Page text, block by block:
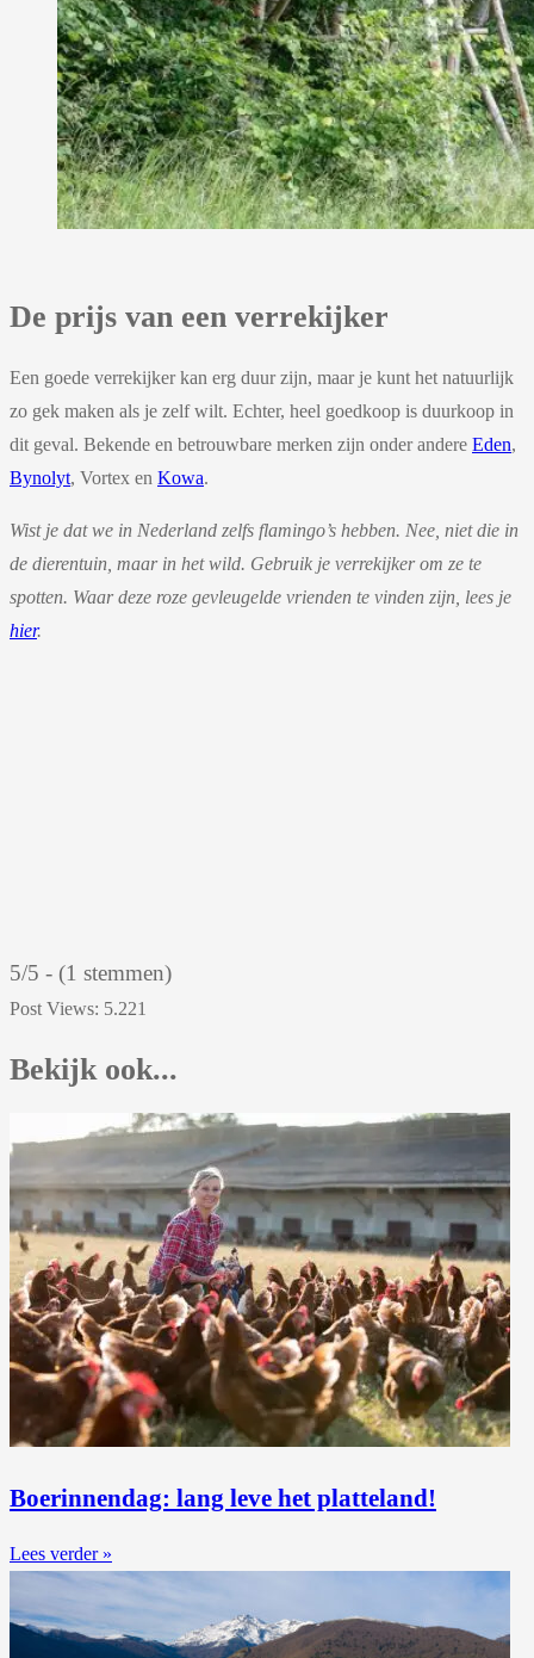
De prijs van een verrekijker
Een goede verrekijker kan erg duur zijn, maar je kunt het natuurlijk
zo gek maken als je zelf wilt. Echter, heel goedkoop is duurkoop in
dit geval. Bekende en betrouwbare merken zijn onder andere Eden,
Bynolyt, Vortex en Kowa.
Wist je dat we in Nederland zelfs flamingo’s hebben. Nee, niet die in
de dierentuin, maar in het wild. Gebruik je verrekijker om ze te
spotten. Waar deze roze gevleugelde vrienden te vinden zijn, lees je
hier.
5/5 - (1 stemmen)
Post Views: 5.221
Bekijk ook...
Boerinnendag: lang leve het platteland!
Lees verder »